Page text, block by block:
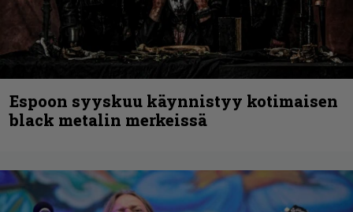
Espoon syyskuu käynnistyy kotimaisen
black metalin merkeissä